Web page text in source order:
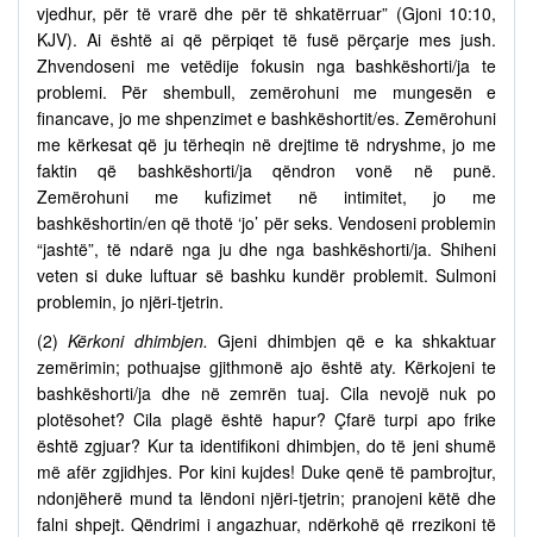
vjedhur, për të vrarë dhe për të shkatërruar” (Gjoni 10:10,
KJV). Ai është ai që përpiqet të fusë përçarje mes jush.
Zhvendoseni me vetëdije fokusin nga bashkëshorti/ja te
problemi. Për shembull, zemërohuni me mungesën e
financave, jo me shpenzimet e bashkëshortit/es. Zemërohuni
me kërkesat që ju tërheqin në drejtime të ndryshme, jo me
faktin që bashkëshorti/ja qëndron vonë në punë.
Zemërohuni me kufizimet në intimitet, jo me
bashkëshortin/en që thotë ‘jo’ për seks. Vendoseni problemin
“jashtë”, të ndarë nga ju dhe nga bashkëshorti/ja. Shiheni
veten si duke luftuar së bashku kundër problemit. Sulmoni
problemin, jo njëri-tjetrin.
(2)Kërkoni dhimbjen. Gjeni dhimbjen që e ka shkaktuar
zemërimin; pothuajse gjithmonë ajo është aty. Kërkojeni te
bashkëshorti/ja dhe në zemrën tuaj. Cila nevojë nuk po
plotësohet? Cila plagë është hapur? Çfarë turpi apo frike
është zgjuar? Kur ta identifikoni dhimbjen, do të jeni shumë
më afër zgjidhjes. Por kini kujdes! Duke qenë të pambrojtur,
ndonjëherë mund ta lëndoni njëri-tjetrin; pranojeni këtë dhe
falni shpejt. Qëndrimi i angazhuar, ndërkohë që rrezikoni të